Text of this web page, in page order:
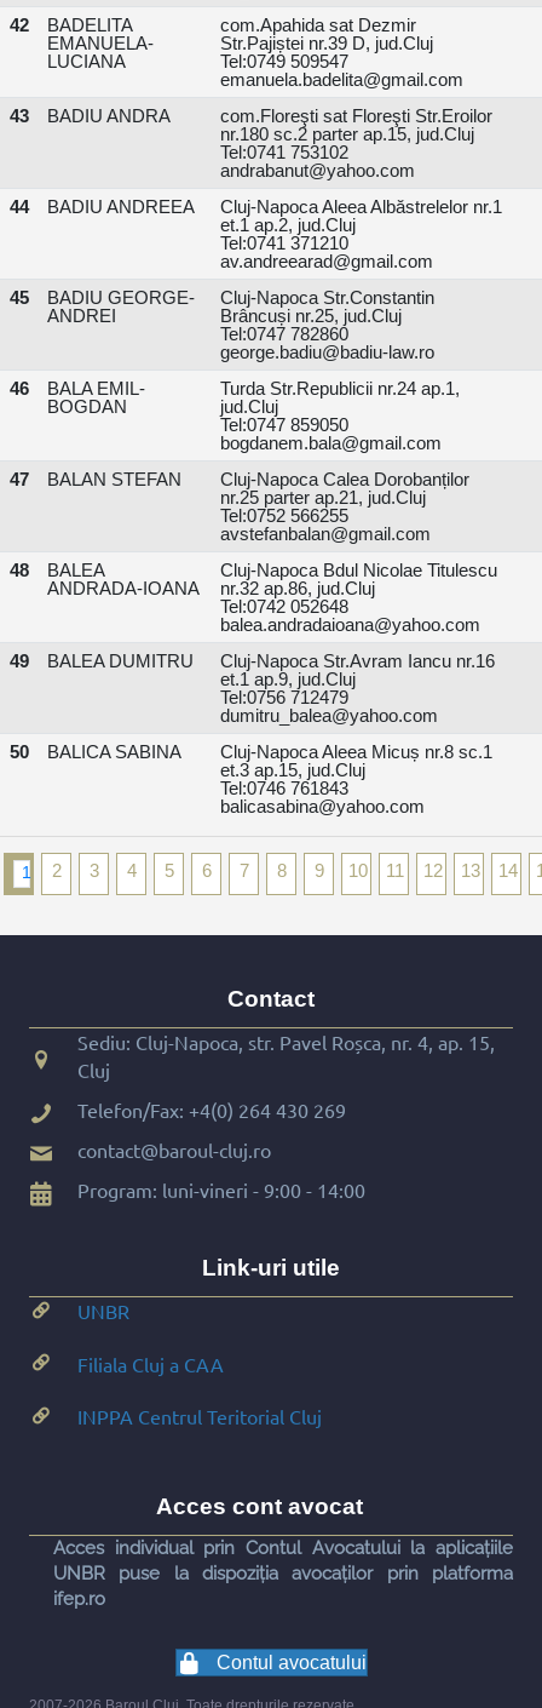
42
BADELITA
EMANUELA-
LUCIANA
com.Apahida sat Dezmir
Str.Pajiștei nr.39 D, jud.Cluj
Tel:0749 509547
emanuela.badelita@gmail.com
43
BADIU ANDRA
com.Floreşti sat Floreşti Str.Eroilor
nr.180 sc.2 parter ap.15, jud.Cluj
Tel:0741 753102
andrabanut@yahoo.com
44
BADIU ANDREEA
Cluj-Napoca Aleea Albăstrelelor nr.1
et.1 ap.2, jud.Cluj
Tel:0741 371210
av.andreearad@gmail.com
45
BADIU GEORGE-
ANDREI
Cluj-Napoca Str.Constantin
Brâncuși nr.25, jud.Cluj
Tel:0747 782860
george.badiu@badiu-law.ro
46
BALA EMIL-
BOGDAN
Turda Str.Republicii nr.24 ap.1,
jud.Cluj
Tel:0747 859050
bogdanem.bala@gmail.com
47
BALAN STEFAN
Cluj-Napoca Calea Dorobanților
nr.25 parter ap.21, jud.Cluj
Tel:0752 566255
avstefanbalan@gmail.com
48
BALEA
ANDRADA-IOANA
Cluj-Napoca Bdul Nicolae Titulescu
nr.32 ap.86, jud.Cluj
Tel:0742 052648
balea.andradaioana@yahoo.com
49
BALEA DUMITRU
Cluj-Napoca Str.Avram Iancu nr.16
et.1 ap.9, jud.Cluj
Tel:0756 712479
dumitru_balea@yahoo.com
50
BALICA SABINA
Cluj-Napoca Aleea Micuș nr.8 sc.1
et.3 ap.15, jud.Cluj
Tel:0746 761843
balicasabina@yahoo.com
1 2 3 4 5 6 7 8 9 10 11 12 13 14
Contact
Sediu: Cluj-Napoca, str. Pavel Roșca, nr. 4, ap. 15,
Cluj
Telefon/Fax: +4(0) 264 430 269
contact@baroul-cluj.ro
Program: luni-vineri - 9:00 - 14:00
Link-uri utile
UNBR
Filiala Cluj a CAA
INPPA Centrul Teritorial Cluj
Acces cont avocat
Acces individual prin Contul Avocatului la aplicațiile
UNBR puse la dispoziția avocaților prin platforma
ifep.ro
Contul avocatului